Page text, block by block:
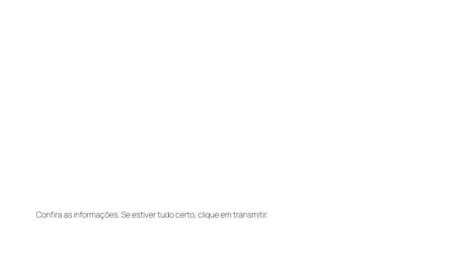
Confira as informações. Se estiver tudo certo, clique em transmitir.